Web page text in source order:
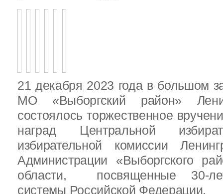
21 декабря 2023 года в большом
МО «Выборгский район»
состоялось торжественное
наград Центральной
избирательной комиссии
Администрации «Выборгского
области, посвященные 30-
системы Российской Федерации.